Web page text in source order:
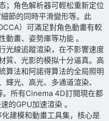
；角色解析器可輕松重新定位
節的同時平滑變形等。此
）可滿足對角色動畫有較
動畫、姿勢庫等功能 。
光線追蹤渲染，在不影響速度
質、光影的模拟十分逼真。高
算法和阿諾得算法的全局照明
光、高光、多通道渲染、
。所有Cinema 4D訂閱現在都
的GPU加速渲染 。
化建模和動畫工具集，核心是